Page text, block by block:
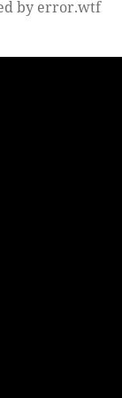
by error.wtf